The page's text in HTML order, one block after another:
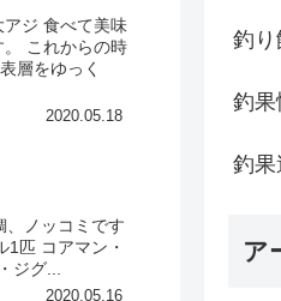
ジ 食べて美味
これからの時
層をゆっく
2020.05.18
、ノッコミです
匹 コアマン・
ジグ...
2020.05.16
釣り
釣果
釣果
ア